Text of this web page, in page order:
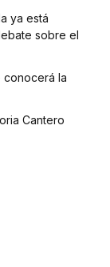
ya está
sobre el
conocerá la
Cantero